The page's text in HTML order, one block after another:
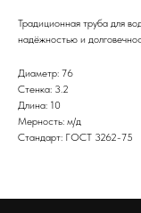
Традиционная труба для
надёжностью и
Диаметр: 76
Стенка: 3.2
Длина: 10
Мерность: м/д
Стандарт: ГОСТ 3262-75